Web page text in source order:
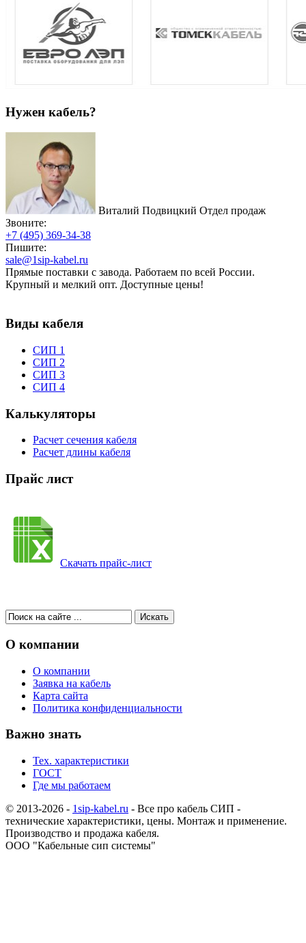
Нужен кабель?
Виталий Подвицкий Отдел продаж
Звоните:
+7 (495) 369-34-38
Пишите:
sale@1sip-kabel.ru
Прямые поставки с завода. Работаем по всей России.
Крупный и мелкий опт. Доступные цены!
Виды кабеля
СИП 1
СИП 2
СИП 3
СИП 4
Калькуляторы
Расчет сечения кабеля
Расчет длины кабеля
Прайс лист
Скачать прайс-лист
О компании
О компании
Заявка на кабель
Карта сайта
Политика конфиденциальности
Важно знать
Тех. характеристики
ГОСТ
Где мы работаем
© 2013-2026 - 1sip-kabel.ru - Все про кабель СИП -
технические характеристики, цены. Монтаж и применение.
Производство и продажа кабеля.
ООО "Кабельные сип системы"